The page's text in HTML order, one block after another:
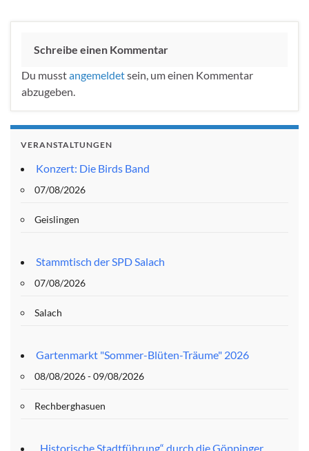
Schreibe einen Kommentar
Du musstangemeldetsein, um einen Kommentar
abzugeben.
VERANSTALTUNGEN
Konzert: Die Birds Band
07/08/2026
Geislingen
Stammtisch der SPD Salach
07/08/2026
Salach
Gartenmarkt "Sommer-Blüten-Träume" 2026
08/08/2026 - 09/08/2026
Rechberghasuen
„Historische Stadtführung“ durch die Göppinger